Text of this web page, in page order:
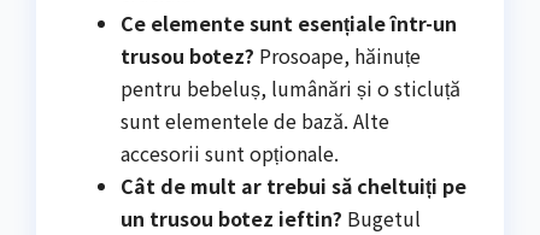
Ce elemente sunt esențiale într-un
trusou botez? Prosoape, hăinuțe
pentru bebeluș, lumânări și o sticluță
sunt elementele de bază. Alte
accesorii sunt opționale.
Cât de mult ar trebui să cheltuiți pe
un trusou botez ieftin? Bugetul